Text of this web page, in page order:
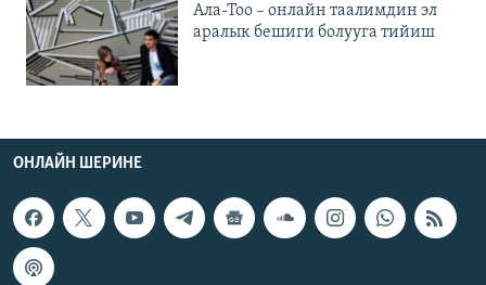
Ала-Тоо – онлайн таалимдин эл
аралык бешиги болууга тийиш
ОНЛАЙН ШЕРИНЕ